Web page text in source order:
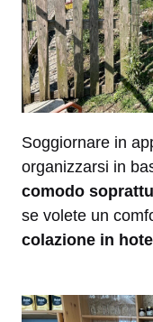
Soggiornare in
organizzarsi in
comodo
se volete un
colazione in